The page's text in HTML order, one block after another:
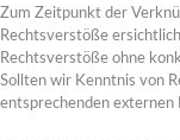
Zum Zeitpunkt der
Rechtsverstöße
Rechtsverstöße ohne
Sollten wir Kenntnis von
entsprechenden externen